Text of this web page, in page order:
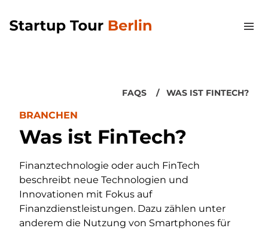
FAQS WAS IST FINTECH?
BRANCHEN
Was ist FinTech?
Finanztechnologie oder auch FinTech
beschreibt neue Technologien und
Innovationen mit Fokus auf
Finanzdienstleistungen. Dazu zählen unter
anderem die Nutzung von Smartphones für